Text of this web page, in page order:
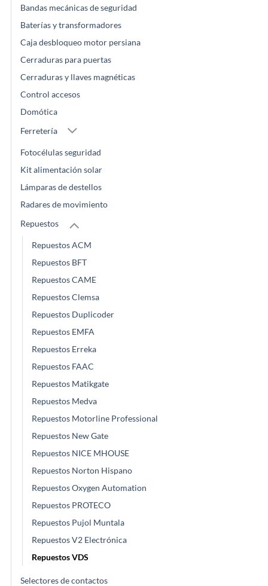
Bandas mecánicas de seguridad
Baterías y transformadores
Caja desbloqueo motor persiana
Cerraduras para puertas
Cerraduras y llaves magnéticas
Control accesos
Domótica
Ferretería
Fotocélulas seguridad
Kit alimentación solar
Lámparas de destellos
Radares de movimiento
Repuestos
Repuestos ACM
Repuestos BFT
Repuestos CAME
Repuestos Clemsa
Repuestos Duplicoder
Repuestos EMFA
Repuestos Erreka
Repuestos FAAC
Repuestos Matikgate
Repuestos Medva
Repuestos Motorline Professional
Repuestos New Gate
Repuestos NICE MHOUSE
Repuestos Norton Hispano
Repuestos Oxygen Automation
Repuestos PROTECO
Repuestos Pujol Muntala
Repuestos V2 Electrónica
Repuestos VDS
Selectores de contactos